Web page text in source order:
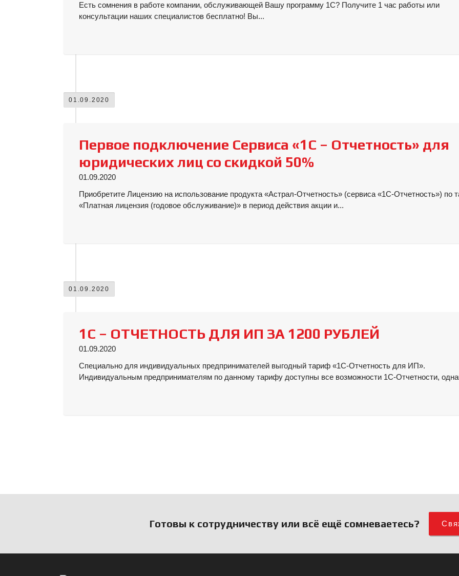
Есть сомнения в работе компании, обслуживающей Вашу программу 1С? Получите 1 час работы или
консультации наших специалистов бесплатно! Вы...
01.09.2020
Первое подключение Сервиса «1С – Отчетность» для
юридических лиц со скидкой 50%
01.09.2020
Приобретите Лицензию на использование продукта «Астрал-Отчетность» (сервиса «1С-Отчетность») по
«Платная лицензия (годовое обслуживание)» в период действия акции и...
01.09.2020
1С – ОТЧЕТНОСТЬ ДЛЯ ИП ЗА 1200 РУБЛЕЙ
01.09.2020
Специально для индивидуальных предпринимателей выгодный тариф «1С-Отчетность для ИП».
Индивидуальным предпринимателям по данному тарифу доступны все возможности 1С-Отчетности,
Готовы к сотрудничеству или всё ещё сомневаетесь?